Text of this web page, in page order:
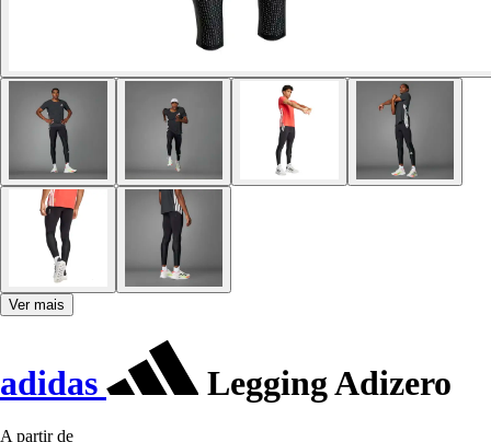
Ver mais
adidas Legging Adizero
A partir de